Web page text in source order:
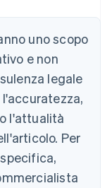
uno scopo
e non
legale
l'attualità
Per